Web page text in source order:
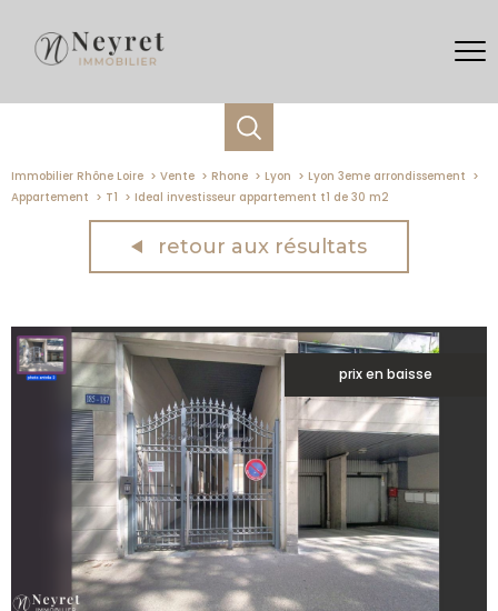
Immobilier Rhône Loire Vente Rhone Lyon
Lyon 3eme arrondissement
Appartement
T1 Ideal investisseur appartement t1 de 30 m2
retour aux résultats
prix en baisse